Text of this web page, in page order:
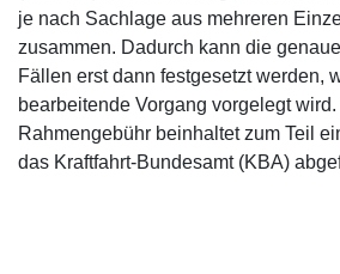
je nach Sachlage aus mehreren
zusammen. Dadurch kann die
Fällen erst dann festgesetzt werden,
bearbeitende Vorgang vorgelegt
Rahmengebühr beinhaltet zum Teil
das Kraftfahrt-Bundesamt (KBA)